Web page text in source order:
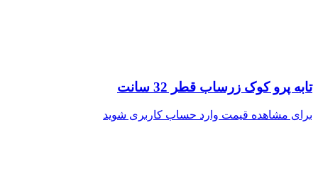
تابه پرو کوک زرساب قطر 32 سانت
برای مشاهده قیمت وارد حساب کاربری شوید